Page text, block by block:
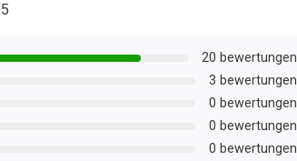
20 bewertungen
3 bewertungen
0 bewertungen
0 bewertungen
0 bewertungen